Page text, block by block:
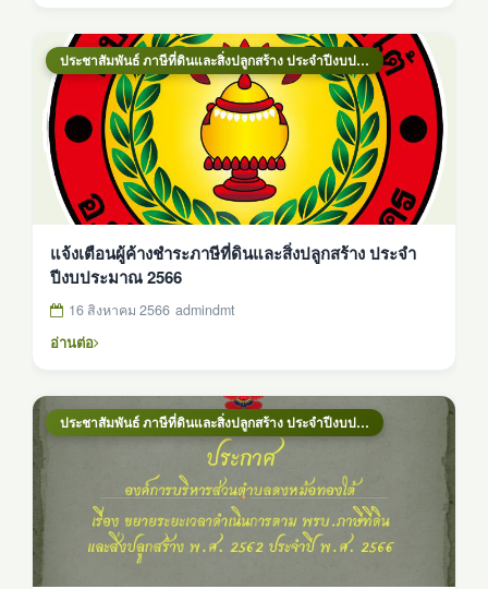
ประชาสัมพันธ์ ภาษีที่ดินและสิ่งปลูกสร้าง ประจำปีงบประมาณ 2569
แจ้งเตือนผู้ค้างชำระภาษีที่ดินและสิ่งปลูกสร้าง ประจำ
ปีงบประมาณ 2566
16 สิงหาคม 2566 admindmt
อ่านต่อ
ประชาสัมพันธ์ ภาษีที่ดินและสิ่งปลูกสร้าง ประจำปีงบประมาณ 2569